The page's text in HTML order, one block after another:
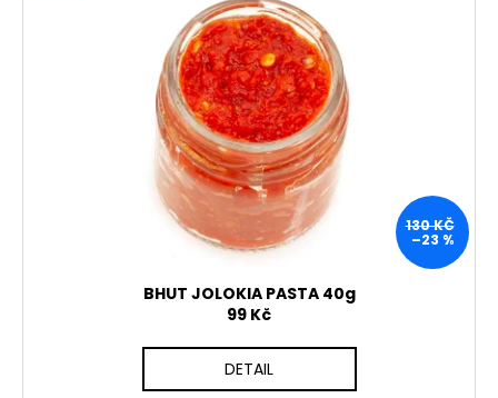
130 KČ
–23 %
BHUT JOLOKIA PASTA 40g
99 Kč
DETAIL